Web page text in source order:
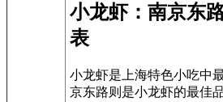
小龙虾：南京东
表
小龙虾是上海特色小吃中
京东路则是小龙虾的最佳